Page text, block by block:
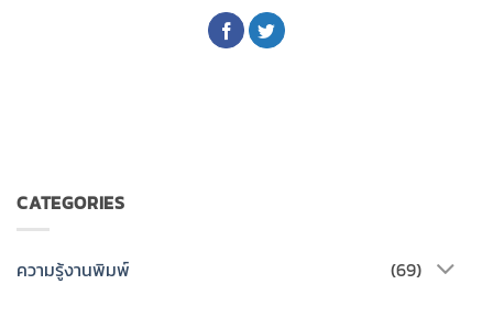
CATEGORIES
ความรู้งานพิมพ์ (69)